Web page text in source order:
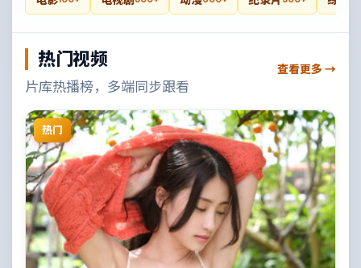
热门视频
片库热播榜，多端同步跟看
查看更多 →
热门